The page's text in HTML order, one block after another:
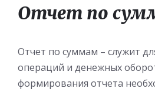
Отчет по
Отчет по суммам – служит
операций и денежных
формирования отчета